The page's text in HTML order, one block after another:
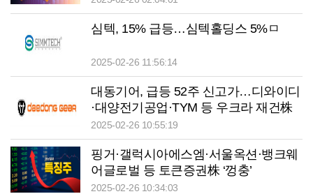
심텍, 15% 급등…심텍홀딩스 5%ㅁ
2025-02-26 11:56:14
대동기어, 급등 52주 신고가…디와이디
·대양전기공업·TYM 등 우크라 재건株
강세
2025-02-26 10:55:19
핑거·갤럭시아에스엠·서울옥션·뱅크웨
어글로벌 등 토큰증권株 ‘껑충’
2025-02-26 10:34:03